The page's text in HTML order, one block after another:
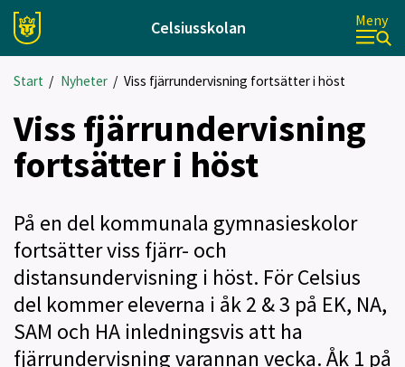
Celsiusskolan Meny
Start / Nyheter/ Viss fjärrundervisning fortsätter i höst
Viss fjärrundervisning
fortsätter i höst
På en del kommunala gymnasieskolor
fortsätter viss fjärr- och
distansundervisning i höst. För Celsius
del kommer eleverna i åk 2 & 3 på EK, NA,
SAM och HA inledningsvis att ha
fjärrundervisning varannan vecka. Åk 1 på